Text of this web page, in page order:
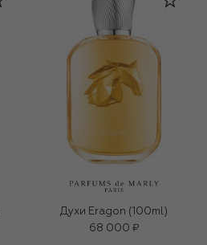
Духи Eragon (100ml)
68 000 ₽